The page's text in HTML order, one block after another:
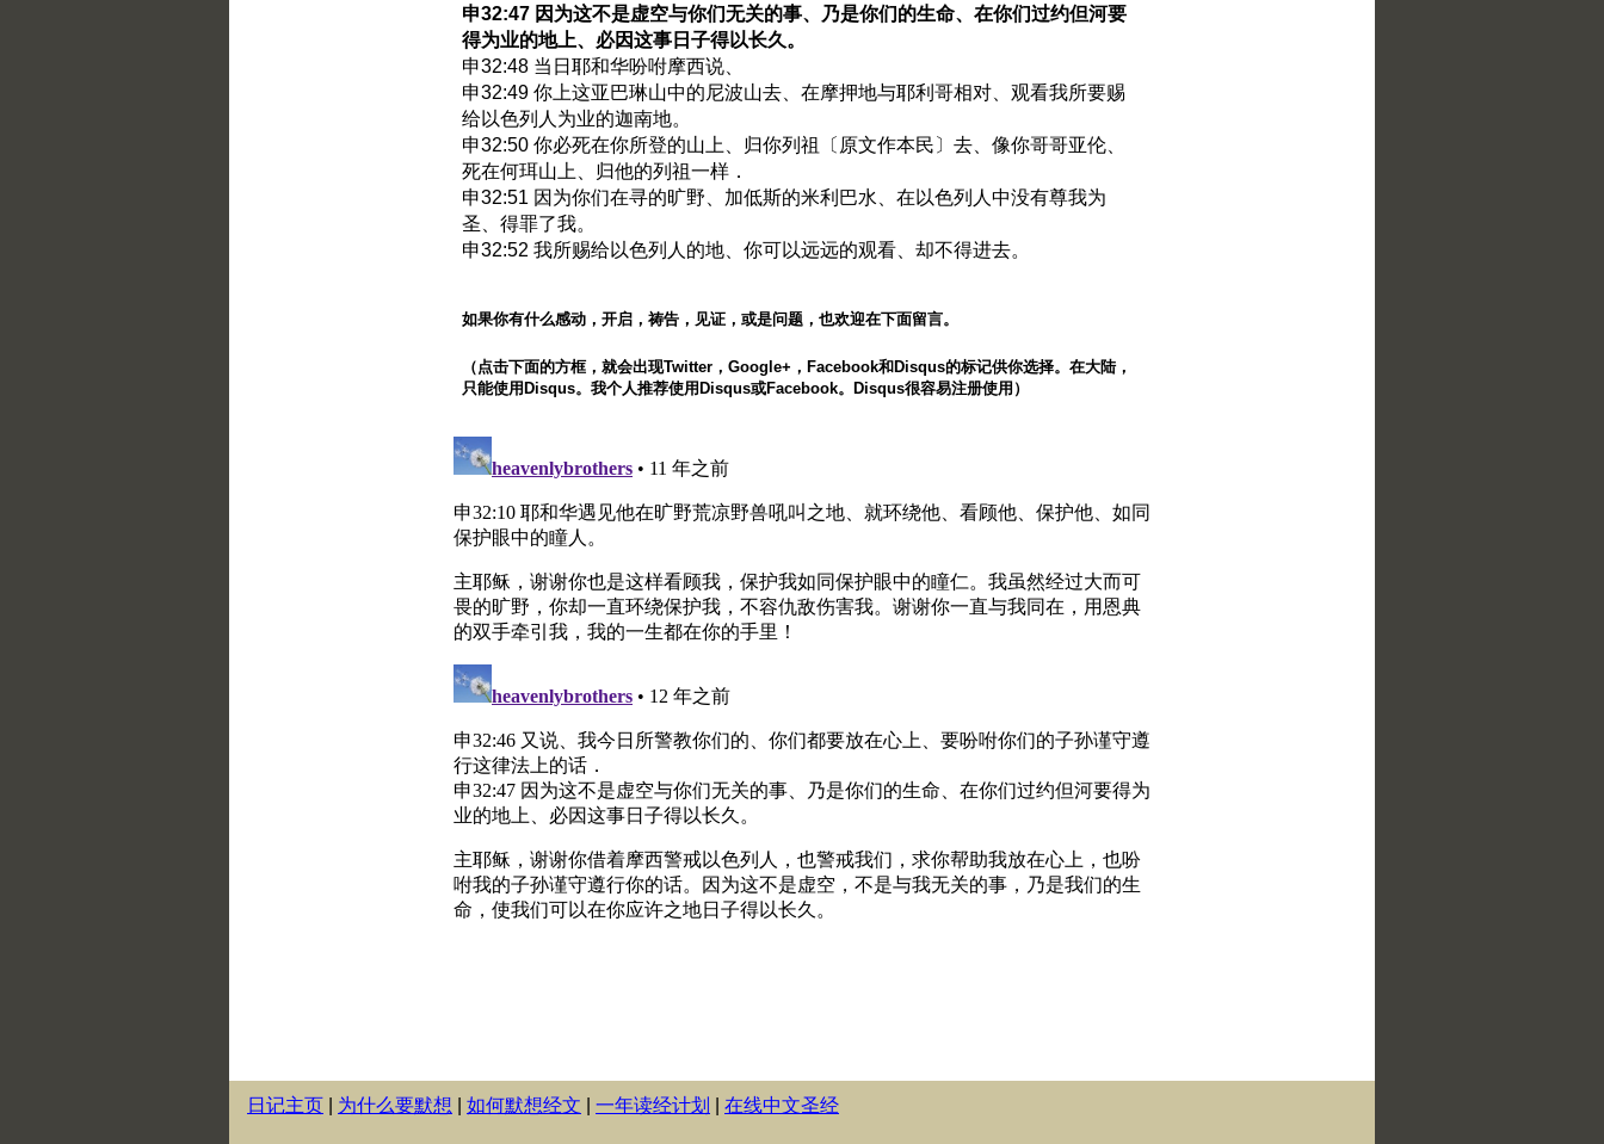
申32:47 因为这不是虚空与你们无关的事、乃是你们的生命、在你们过约但河要
得为业的地上、必因这事日子得以长久。
申32:48 当日耶和华吩咐摩西说、
申32:49 你上这亚巴琳山中的尼波山去、在摩押地与耶利哥相对、观看我所要赐
给以色列人为业的迦南地。
申32:50 你必死在你所登的山上、归你列祖〔原文作本民〕去、像你哥哥亚伦、
死在何珥山上、归他的列祖一样．
申32:51 因为你们在寻的旷野、加低斯的米利巴水、在以色列人中没有尊我为
圣、得罪了我。
申32:52 我所赐给以色列人的地、你可以远远的观看、却不得进去。
如果你有什么感动，开启，祷告，见证，或是问题，也欢迎在下面留言。
（点击下面的方框，就会出现Twitter，Google+，Facebook和Disqus的标记供你选择。在大陆，
只能使用Disqus。我个人推荐使用Disqus或Facebook。Disqus很容易注册使用）
日记主页 为什么要默想 如何默想经文 一年读经计划 在线中文圣经